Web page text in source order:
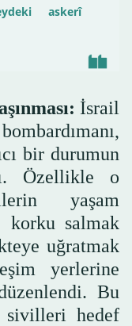
askerî
İsrail
bir durumun
Özellikle o
yaşam
korku salmak
uğratmak
yerlerine
Bu
sivilleri hedef